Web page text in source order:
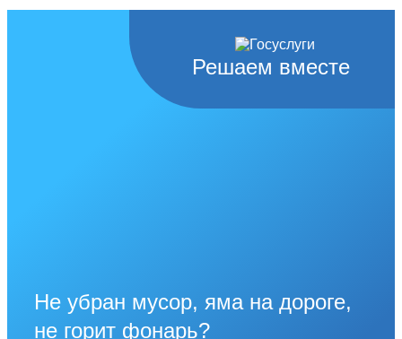
Решаем вместе
Не убран мусор, яма на дороге,
не горит фонарь?